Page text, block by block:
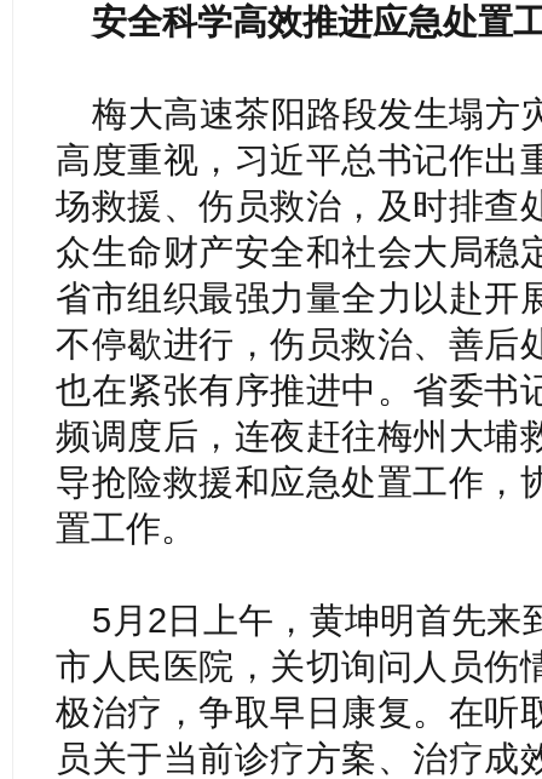
安全科学高效推进应急处置
梅大高速茶阳路段发生塌方
高度重视，习近平总书记作出
场救援、伤员救治，及时排查
众生命财产安全和社会大局稳
省市组织最强力量全力以赴开
不停歇进行，伤员救治、善后
也在紧张有序推进中。省委书
频调度后，连夜赶往梅州大埔
导抢险救援和应急处置工作，
置工作。
5月2日上午，黄坤明首先来
市人民医院，关切询问人员伤
极治疗，争取早日康复。在听
员关于当前诊疗方案、治疗成